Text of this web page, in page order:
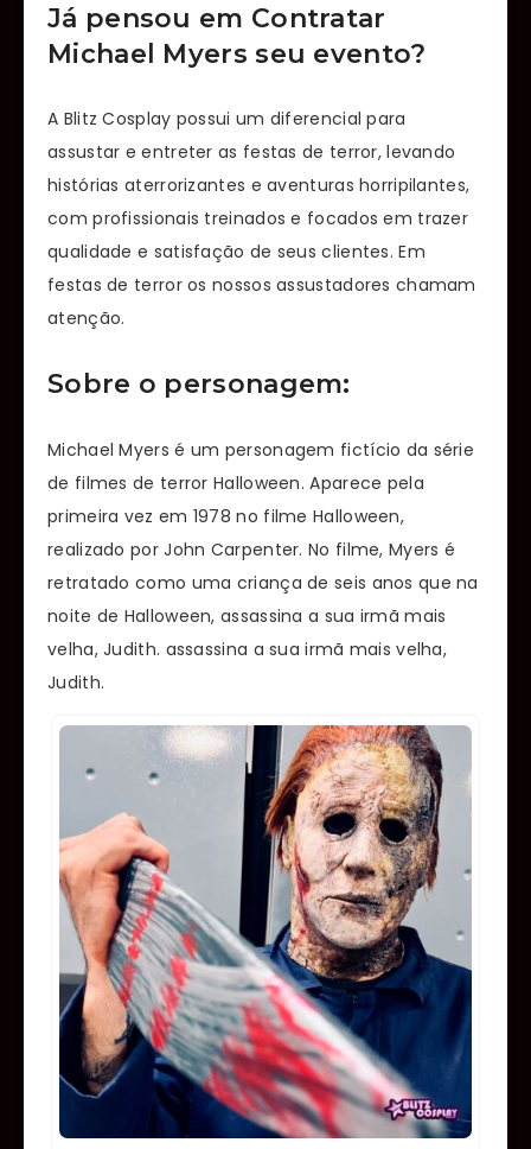
Já pensou em Contratar
Michael Myers seu evento?
A Blitz Cosplay possui um diferencial para
assustar e entreter as festas de terror, levando
histórias aterrorizantes e aventuras horripilantes,
com profissionais treinados e focados em trazer
qualidade e satisfação de seus clientes. Em
festas de terror os nossos assustadores chamam
atenção.
Sobre o personagem:
Michael Myers é um personagem fictício da série
de filmes de terror Halloween. Aparece pela
primeira vez em 1978 no filme Halloween,
realizado por John Carpenter. No filme, Myers é
retratado como uma criança de seis anos que na
noite de Halloween, assassina a sua irmã mais
velha, Judith. assassina a sua irmã mais velha,
Judith.